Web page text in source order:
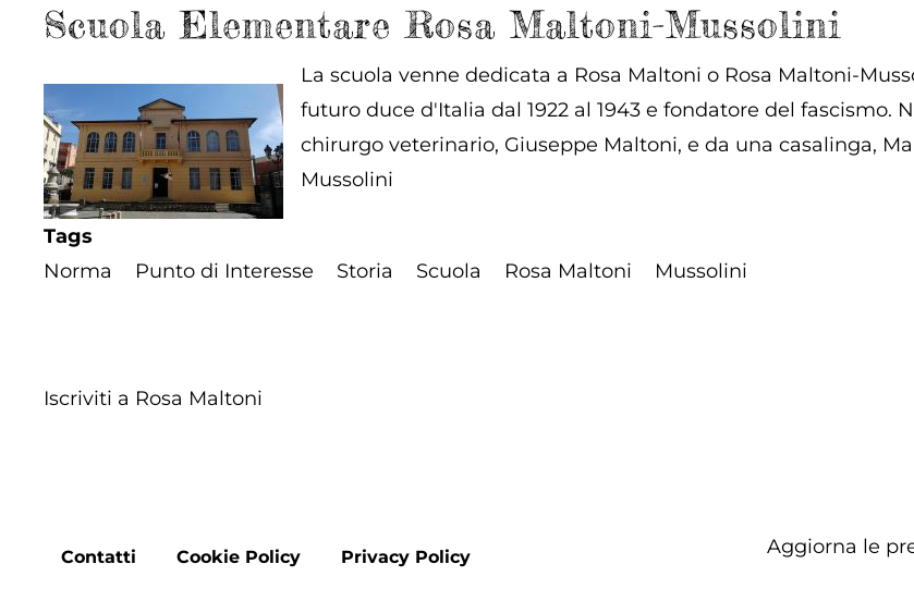
Scuola Elementare Rosa Maltoni-Mussolini
La scuola venne dedicata a Rosa Maltoni o Rosa Maltoni-
futuro duce d'Italia dal 1922 al 1943 e fondatore del fascismo.
chirurgo veterinario, Giuseppe Maltoni, e da una casalinga,
Mussolini
Tags
Norma
Punto di Interesse Storia Scuola Rosa Maltoni Mussolini
Iscriviti a Rosa Maltoni
Footer
Contatti Cookie Policy Privacy Policy Aggiorna le